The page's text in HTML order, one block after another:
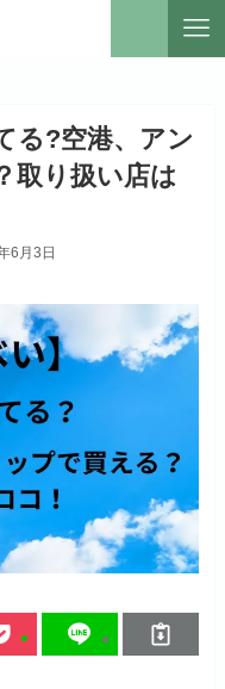
る?空港、アン
取り扱い店は
6月3日